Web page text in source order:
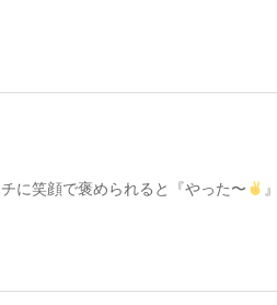
に笑顔で褒められると『やった〜